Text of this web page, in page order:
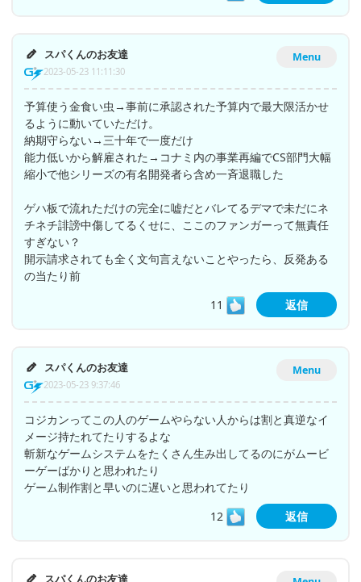
Menu
スパくんのお友達
2023-05-23 11:11:30
予算使う金食い虫→事前に承認された予算内で最大限活かせ
るように動いていただけ。
納期守らない→三十年で一度だけ
能力低いから解雇された→コナミ内の事業再編でCS部門大幅
縮小で他シリーズの有名開発者ら含め一斉退職した
ゲハ板で流れただけの完全に嘘だとバレてるデマで未だにネ
チネチ誹謗中傷してるくせに、ここのファンガーって無責任
すぎない？
開示請求されても全く文句言えないことやったら、反発ある
の当たり前
11
返信
Menu
スパくんのお友達
2023-05-23 9:37:46
コジカンってこの人のゲームやらない人からは割と真逆なイ
メージ持たれてたりするよな
斬新なゲームシステムをたくさん生み出してるのにがムービ
ーゲーばかりと思われたり
ゲーム制作割と早いのに遅いと思われてたり
12
返信
スパくんのお友達